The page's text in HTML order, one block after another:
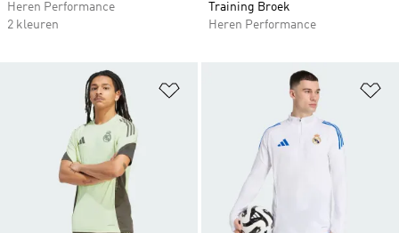
Heren Performance
2 kleuren
Training Broek
Heren Performance
Op verlanglijst zetten